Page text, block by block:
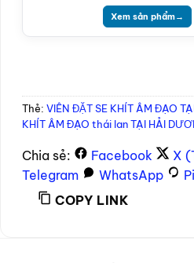
Xem sản phẩm→
Thẻ: VIÊN ĐẶT SE KHÍT ÂM ĐẠO
KHÍT ÂM ĐẠO thái lan TẠI HẢI
Chia sẻ: Facebook X
Telegram
WhatsApp
COPY LINK